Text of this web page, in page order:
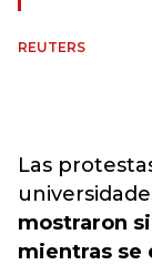
REUTERS
Las
mostraron
mientras se